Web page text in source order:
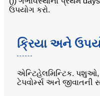
ઉપયોગ કરો.
ક્રિયા અને
એન્ટિહેલમિન્ટિક. પશુઓ,
ટેપવોર્મ્સ અને જીવાતની